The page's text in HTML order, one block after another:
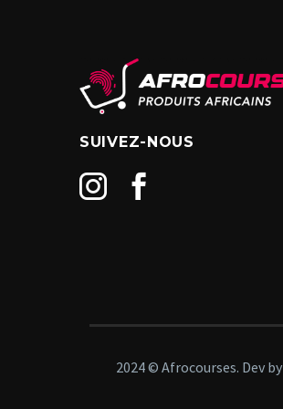
SUIVEZ-NOUS
2024 © Afrocourses. Dev by